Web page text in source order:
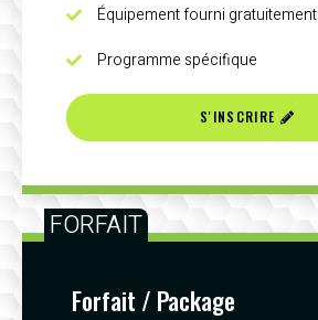
Équipement fourni gratuitement
Programme spécifique
S'INSCRIRE
FORFAIT
Forfait / Package